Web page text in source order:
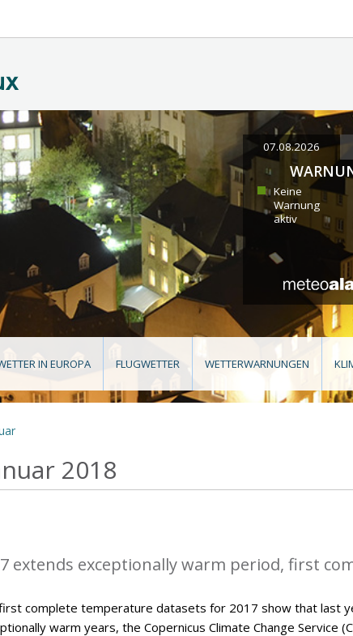
07.08.2026
Keine
Warnung
aktiv
IN EUROPA FLUGWETTER WETTERWARNUNGEN
2018
extends exceptionally warm period, first
complete temperature datasets for 2017 show that last
warm years, the Copernicus Climate Change Service